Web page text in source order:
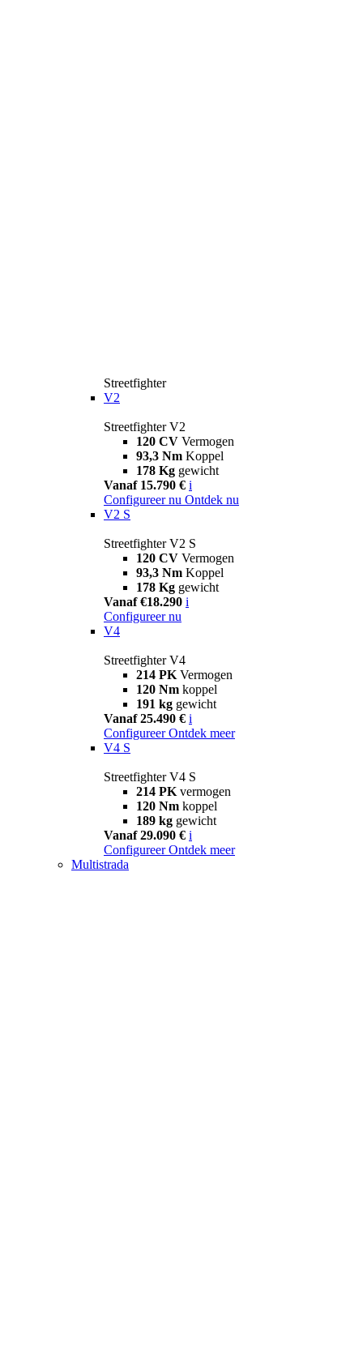
Streetfighter
V2
Streetfighter V2
120 CV Vermogen
93,3 Nm Koppel
178 Kg gewicht
Vanaf 15.790 € i
Configureer nu Ontdek nu
V2 S
Streetfighter V2 S
120 CV Vermogen
93,3 Nm Koppel
178 Kg gewicht
Vanaf €18.290 i
Configureer nu
V4
Streetfighter V4
214 PK Vermogen
120 Nm koppel
191 kg gewicht
Vanaf 25.490 € i
Configureer Ontdek meer
V4 S
Streetfighter V4 S
214 PK vermogen
120 Nm koppel
189 kg gewicht
Vanaf 29.090 € i
Configureer Ontdek meer
Multistrada